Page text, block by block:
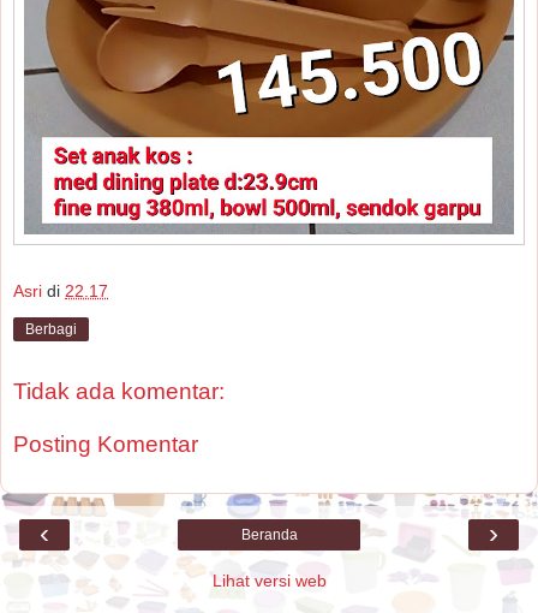
Asri di 22.17
Berbagi
Tidak ada komentar:
Posting Komentar
‹ ›
Beranda
Lihat versi web